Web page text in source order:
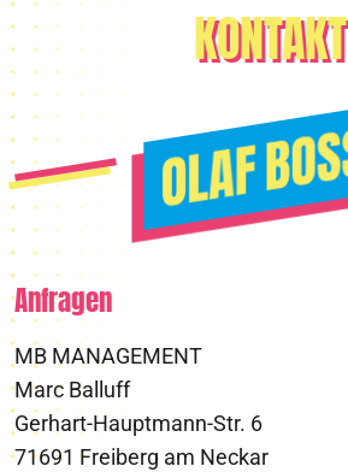
KONTAKT
Anfragen
MB MANAGEMENT
Marc Balluff
Gerhart-Hauptmann-Str. 6
71691 Freiberg am Neckar